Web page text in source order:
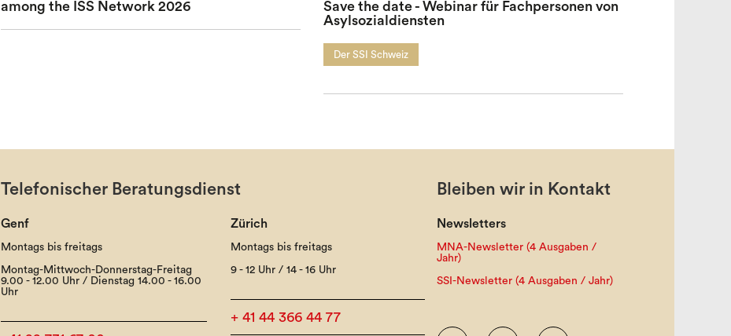
among the ISS Network 2026
Save the date - Webinar für Fachpersonen von
Asylsozialdiensten
Der SSI Schweiz
Telefonischer Beratungsdienst
Genf
Montags bis freitags
Montag-Mittwoch-Donnerstag-Freitag
9.00 - 12.00 Uhr / Dienstag 14.00 - 16.00
Uhr
Zürich
Montags bis freitags
9 - 12 Uhr / 14 - 16 Uhr
+ 41 44 366 44 77
Bleiben wir in Kontakt
Newsletters
MNA-Newsletter (4 Ausgaben /
Jahr)
SSI-Newsletter (4 Ausgaben / Jahr)